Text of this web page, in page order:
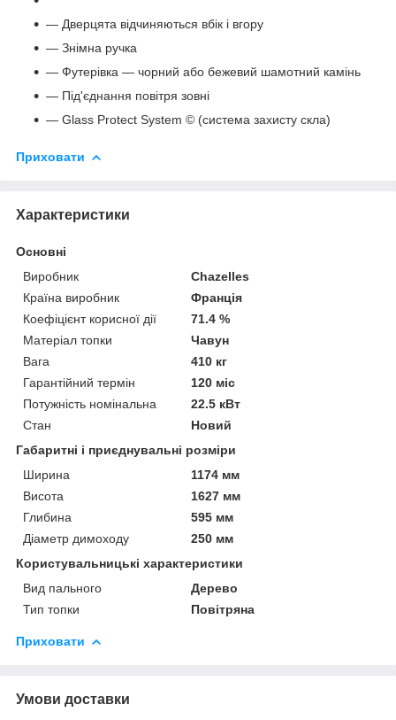
— Дверцята відчиняються вбік і вгору
— Знімна ручка
— Футерівка — чорний або бежевий шамотний камінь
— Під'єднання повітря зовні
— Glass Protect System © (система захисту скла)
Приховати
Характеристики
Основні
Виробник
Chazelles
Країна виробник
Франція
Коефіцієнт корисної дії
71.4 %
Матеріал топки
Чавун
Вага
410 кг
Гарантійний термін
120 міс
Потужність номінальна
22.5 кВт
Стан
Новий
Габаритні і приєднувальні розміри
Ширина
1174 мм
Висота
1627 мм
Глибина
595 мм
Діаметр димоходу
250 мм
Користувальницькі характеристики
Вид пального
Дерево
Тип топки
Повітряна
Приховати
Умови доставки